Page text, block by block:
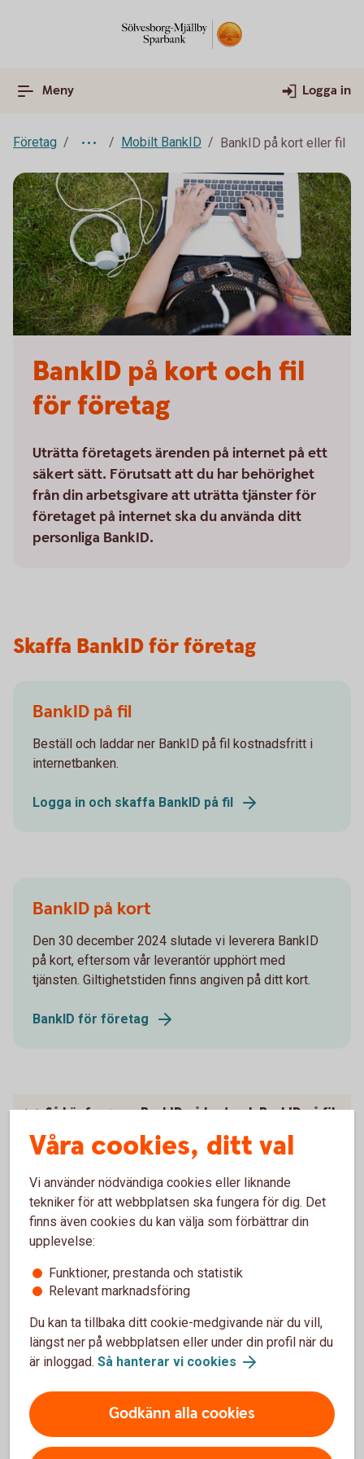
Meny Logga in
Företag Mobilt BankID BankID på kort eller fil
BankID på kort och fil
för företag
Uträtta företagets ärenden på internet på ett
säkert sätt. Förutsatt att du har behörighet
från din arbetsgivare att uträtta tjänster för
företaget på internet ska du använda ditt
personliga BankID.
Skaffa BankID för företag
BankID på fil
Beställ och laddar ner BankID på fil kostnadsfritt i
internetbanken.
Logga in och skaffa BankID på fil
BankID på kort
Den 30 december 2024 slutade vi leverera BankID
på kort, eftersom vår leverantör upphört med
tjänsten. Giltighetstiden finns angiven på ditt kort.
BankID för företag
Så här fungerar BankID på kort och BankID på fil
Pris
Spärra BankID
Säkerhet på internet
Mobilt BankID
Med Mobilt BankID får du tillgång till alla tjänster i
appen och internetbanken.
Mobilt BankID
Våra cookies, ditt val
Vi använder nödvändiga cookies eller liknande
tekniker för att webbplatsen ska fungera för dig. Det
finns även cookies du kan välja som förbättrar din
upplevelse:
Funktioner, prestanda och statistik
Relevant marknadsföring
Du kan ta tillbaka ditt cookie-medgivande när du vill,
längst ner på webbplatsen eller under din profil när du
är inloggad. Så hanterar vi cookies
Godkänn alla cookies